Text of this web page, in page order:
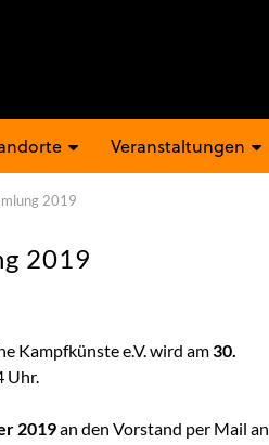
Veranstaltungen
2019
2019
Kampfkünste e.V. wird am30.
Uhr.
2019an den Vorstand per Mail an